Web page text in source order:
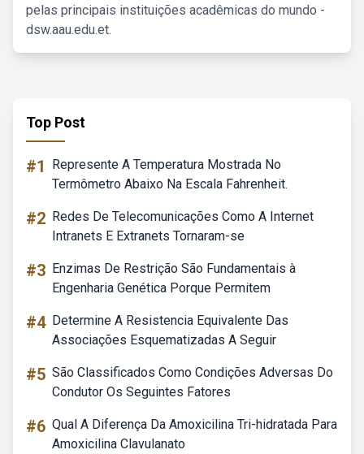
pelas principais instituições acadêmicas do mundo -
dsw.aau.edu.et.
Top Post
#1
Represente A Temperatura Mostrada No
Termômetro Abaixo Na Escala Fahrenheit.
#2 Redes De Telecomunicações Como A Internet
Intranets E Extranets Tornaram-se
#3 Enzimas De Restrição São Fundamentais à
Engenharia Genética Porque Permitem
#4 Determine A Resistencia Equivalente Das
Associações Esquematizadas A Seguir
#5 São Classificados Como Condições Adversas Do
Condutor Os Seguintes Fatores
#6 Qual A Diferença Da Amoxicilina Tri-hidratada Para
Amoxicilina Clavulanato